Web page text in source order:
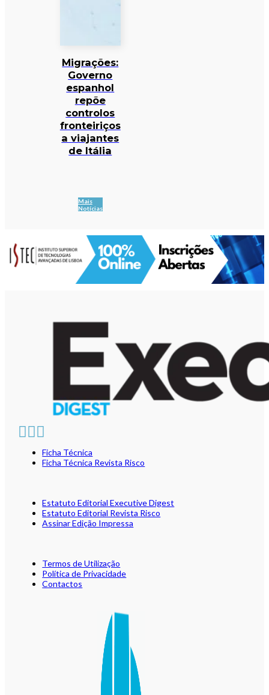
Migrações:
Governo
espanhol
repõe
controlos
fronteiriços
a viajantes
de Itália
Mais
Notícias
Ficha Técnica
Ficha Técnica Revista Risco
Estatuto Editorial Executive Digest
Estatuto Editorial Revista Risco
Assinar Edição Impressa
Termos de Utilização
Política de Privacidade
Contactos